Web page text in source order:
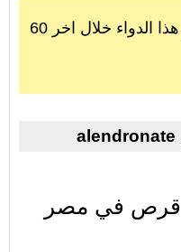
699 شخص قاموا بعرض ثمن هذا الدواء خلال اخر 60
سعر دواء اليندران 10 قرص في مصر